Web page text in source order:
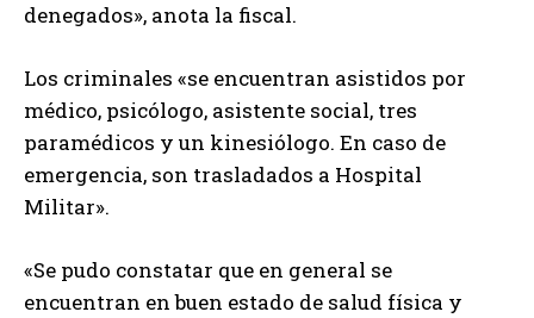
denegados», anota la fiscal.
Los criminales «se encuentran asistidos por
médico, psicólogo, asistente social, tres
paramédicos y un kinesiólogo. En caso de
emergencia, son trasladados a Hospital
Militar».
«Se pudo constatar que en general se
encuentran en buen estado de salud física y